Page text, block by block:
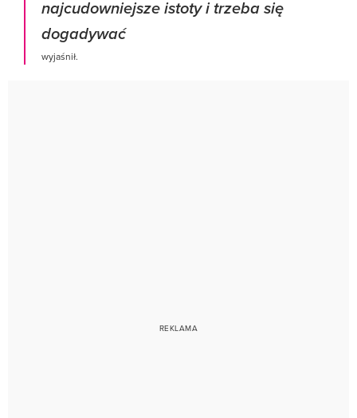
najcudowniejsze istoty i trzeba się
dogadywać
wyjaśnił.